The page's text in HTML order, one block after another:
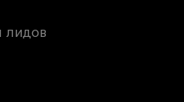
лидов